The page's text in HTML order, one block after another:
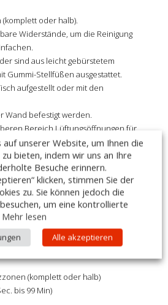
(komplett oder halb).
Widerstände, um die Reinigung
sind aus leicht gebürstetem
Gummi-Stellfüßen ausgestattet.
aufgestellt oder mit den
Wand befestigt werden.
Bereich Lüftungsöffnungen für
und Rauch.
Wolfram-Glühdraht
Platte
20 Sekunden
Stahl mit isolierten Griffen
(komplett oder halb)
bis 99 Min)
unserer Website, um Ihnen die
bieten, indem wir uns an Ihre
Besuche erinnern.
klicken, stimmen Sie der
zu. Sie können jedoch die
um eine kontrollierte
Mehr lesen
Alle akzeptieren